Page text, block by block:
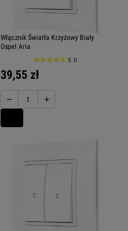
Włącznik Światła Krzyżowy Biały
Ospel Aria
5.0
39,55 zł
− +